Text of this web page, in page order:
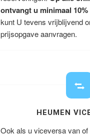
ontvangt u minimaal
kunt U tevens vrijblijvend
prijsopgave aanvragen.
HEUMEN
Ook als u viceversa van